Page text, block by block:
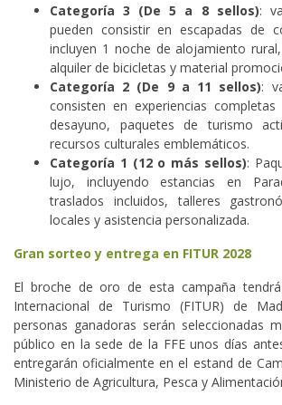
Categoría 3 (De 5 a 8 sellos):
pueden consistir en escapadas de
incluyen 1 noche de alojamiento
alquiler de bicicletas y material
Categoría 2 (De 9 a 11 sellos):
consisten en experiencias
desayuno, paquetes de turismo
recursos culturales emblemáticos.
Categoría 1 (12 o más sellos):
lujo, incluyendo estancias en
traslados incluidos, talleres
locales y asistencia personalizada.
Gran sorteo y entrega en FITUR 2028
El broche de oro de esta campaña
Internacional de Turismo (FITUR) de
personas ganadoras serán seleccionadas
público en la sede de la FFE unos días
entregarán oficialmente en el estand de
Ministerio de Agricultura, Pesca y